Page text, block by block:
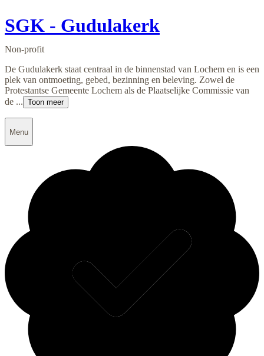
SGK - Gudulakerk
Non-profit
De Gudulakerk staat centraal in de binnenstad van Lochem en is een
plek van ontmoeting, gebed, bezinning en beleving. Zowel de
Protestantse Gemeente Lochem als de Plaatselijke Commissie van
de ... Toon meer
Menu